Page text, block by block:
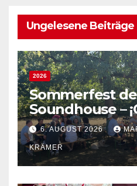
Ungelesene Beiträge
2026
Sommerfest
Soundhouse –
Spanisches
Sommerwetter
6. AUGUST 2026
KRÄMER